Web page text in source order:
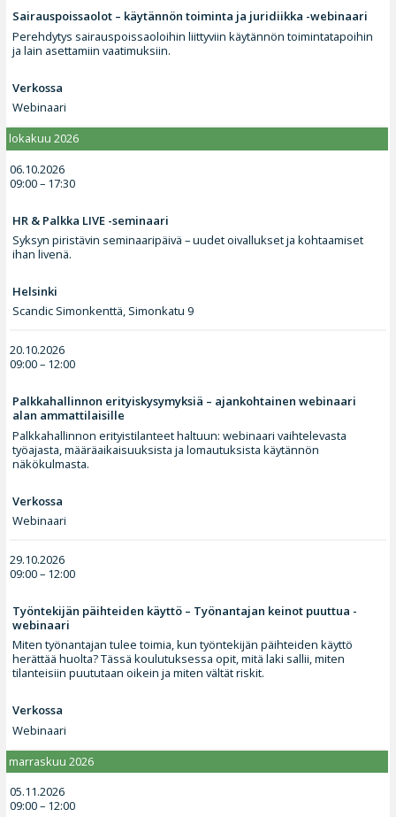
Sairauspoissaolot – käytännön toiminta ja juridiikka -webinaari
Perehdytys sairauspoissaoloihin liittyviin käytännön toimintatapoihin
ja lain asettamiin vaatimuksiin.
Verkossa
Webinaari
lokakuu 2026
06.10.2026
09:00 – 17:30
HR & Palkka LIVE -seminaari
Syksyn piristävin seminaaripäivä – uudet oivallukset ja kohtaamiset
ihan livenä.
Helsinki
Scandic Simonkenttä, Simonkatu 9
20.10.2026
09:00 – 12:00
Palkkahallinnon erityiskysymyksiä – ajankohtainen webinaari
alan ammattilaisille
Palkkahallinnon erityistilanteet haltuun: webinaari vaihtelevasta
työajasta, määräaikaisuuksista ja lomautuksista käytännön
näkökulmasta.
Verkossa
Webinaari
29.10.2026
09:00 – 12:00
Työntekijän päihteiden käyttö – Työnantajan keinot puuttua -
webinaari
Miten työnantajan tulee toimia, kun työntekijän päihteiden käyttö
herättää huolta? Tässä koulutuksessa opit, mitä laki sallii, miten
tilanteisiin puututaan oikein ja miten vältät riskit.
Verkossa
Webinaari
marraskuu 2026
05.11.2026
09:00 – 12:00